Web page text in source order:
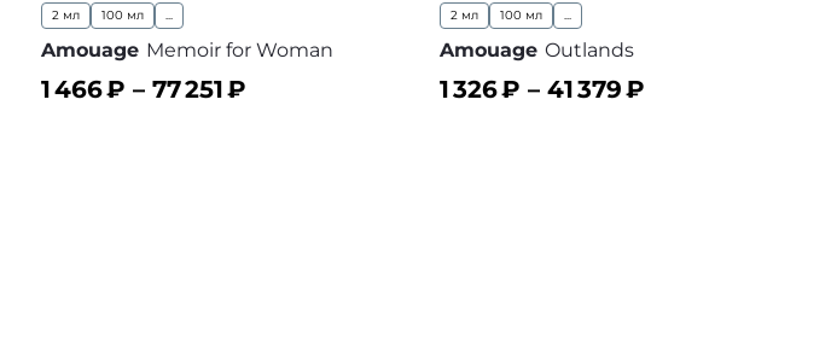
2 мл 100 мл ...
Amouage Memoir for Woman
1 466₽ – 77 251₽
2 мл 100 мл ...
Amouage Outlands
1 326₽ – 41 379₽